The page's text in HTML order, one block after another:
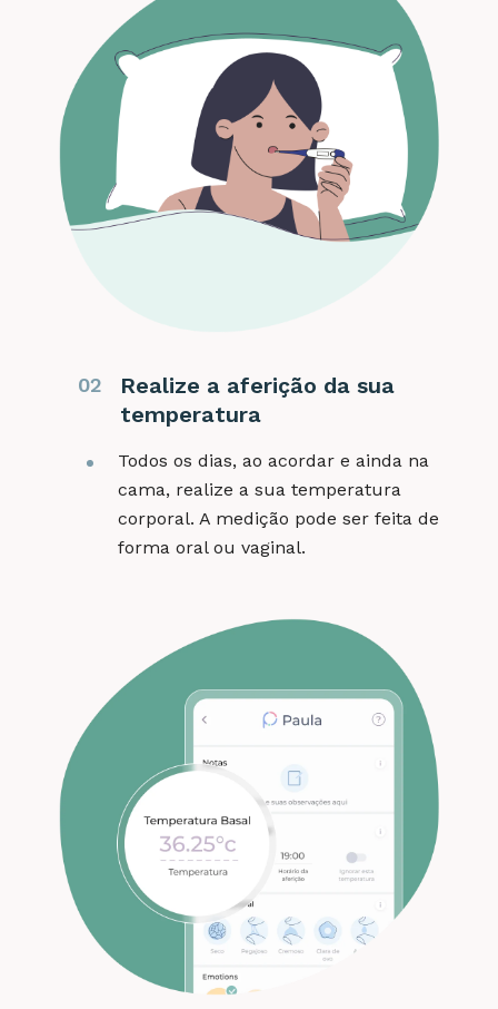
02
Realize a aferição da sua
temperatura
Todos os dias, ao acordar e ainda na
cama, realize a sua temperatura
corporal. A medição pode ser feita de
forma oral ou vaginal.